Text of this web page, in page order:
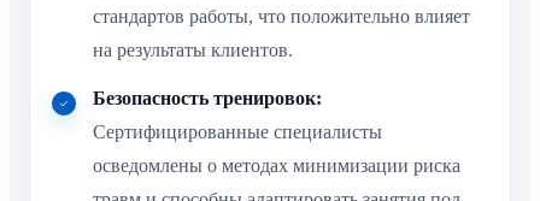
стандартов работы, что положительно влияет
на результаты клиентов.
Безопасность тренировок:
Сертифицированные специалисты
осведомлены о методах минимизации риска